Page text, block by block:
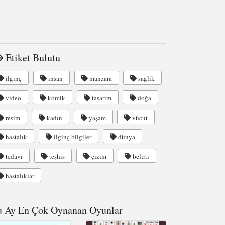
Etiket Bulutu
ilginç insan manzara saglık
video komik tasarım doğa
resim kadın yaşam vücut
hastalık ilginç bilgiler dünya
tedavi teşhis çizim belirti
hastalıklar
Ay En Çok Oynanan Oyunlar